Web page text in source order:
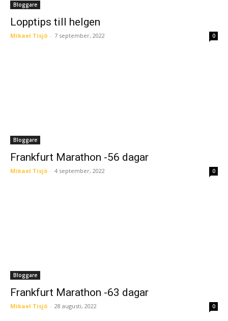
Bloggare
Lopptips till helgen
Mikael Tisjö - 7 september, 2022 0
Bloggare
Frankfurt Marathon -56 dagar
Mikael Tisjö - 4 september, 2022 0
Bloggare
Frankfurt Marathon -63 dagar
Mikael Tisjö - 28 augusti, 2022 0